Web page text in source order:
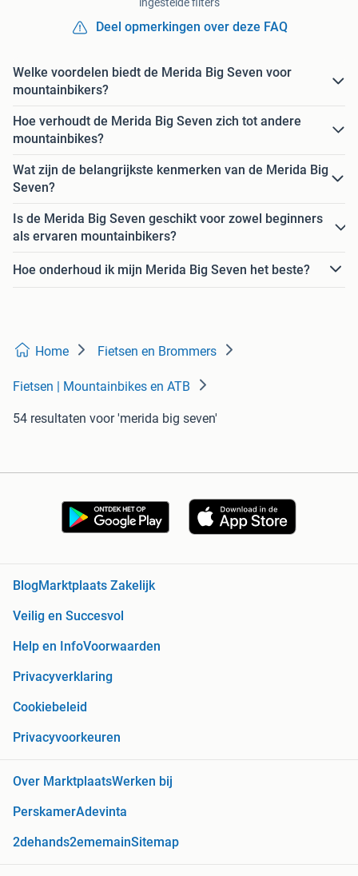
ingestelde filters
Deel opmerkingen over deze FAQ
Welke voordelen biedt de Merida Big Seven voor
mountainbikers?
Hoe verhoudt de Merida Big Seven zich tot andere
mountainbikes?
Wat zijn de belangrijkste kenmerken van de Merida Big
Seven?
Is de Merida Big Seven geschikt voor zowel beginners
als ervaren mountainbikers?
Hoe onderhoud ik mijn Merida Big Seven het beste?
Home Fietsen en Brommers
Fietsen | Mountainbikes en ATB
54 resultaten voor 'merida big seven'
Blog Marktplaats Zakelijk
Veilig en Succesvol
Help en InfoVoorwaarden
Privacyverklaring
Cookiebeleid
Privacyvoorkeuren
Over MarktplaatsWerken bij
PerskamerAdevinta
2dehands2ememainSitemap